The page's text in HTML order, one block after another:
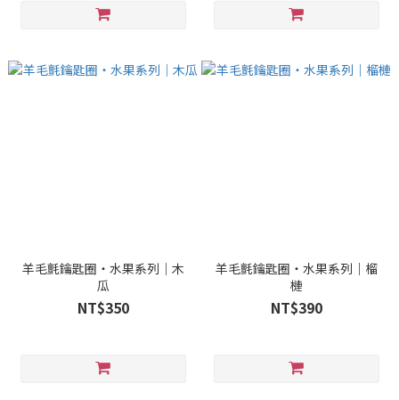
羊毛氈鑰匙圈・水果系列｜木
瓜
NT$350
羊毛氈鑰匙圈・水果系列｜榴
槤
NT$390